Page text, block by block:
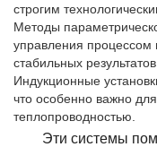
строгим
Методы
управления процессом
стабильных результатов.
Индукционные
что особенно важно
теплопроводностью.
Эти системы